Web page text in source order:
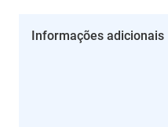
Informações adicionais